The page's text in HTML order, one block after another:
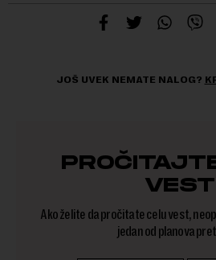
JOŠ UVEK NEMATE NALOG?
VEST
Ako želite da pročitate celu vest,
jedan od planova